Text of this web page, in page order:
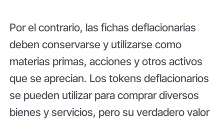
Por el contrario, las fichas deflacionarias
deben conservarse y utilizarse como
materias primas, acciones y otros activos
que se aprecian. Los tokens deflacionarios
se pueden utilizar para comprar diversos
bienes y servicios, pero su verdadero valor